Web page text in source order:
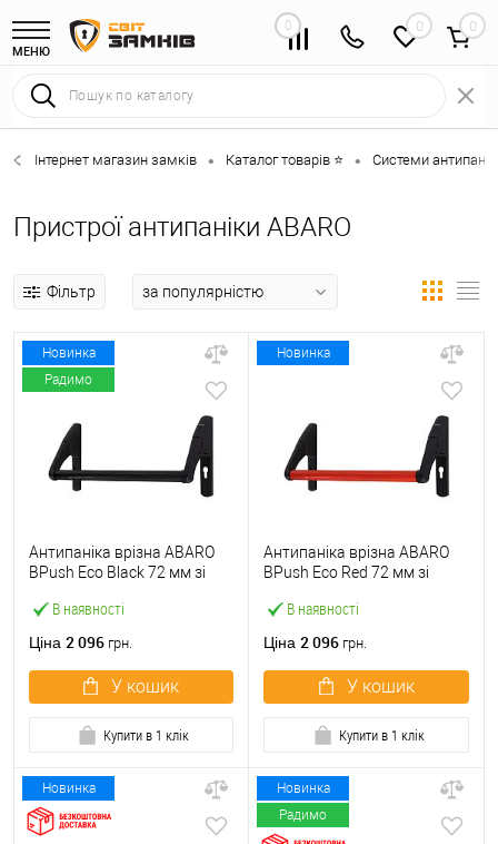
МЕНЮ
0 0
Інтернет магазин замків • Каталог товарів ⭐ • Системи
Пристрої антипаніки ABARO
Фільтр
Новинка
Радимо
В наявності
Антипаніка врізна ABARO
BPush Eco Black 72 мм зі
Ціна 2 096 грн.
У кошик
Купити в 1 клік
Новинка
В наявності
Антипаніка врізна ABARO
BPush Eco Red 72 мм зі
Ціна 2 096 грн.
У кошик
Купити в 1 клік
Новинка
Новинка
Радимо